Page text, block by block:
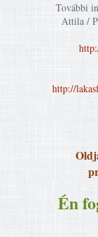
További
Attila /
http://
Én